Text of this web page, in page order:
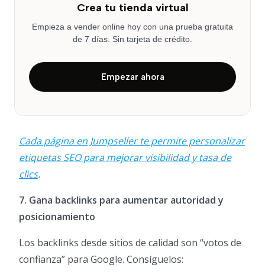
Crea tu tienda virtual
Empieza a vender online hoy con una prueba gratuita
de 7 días. Sin tarjeta de crédito.
Empezar ahora
Cada página en Jumpseller te permite personalizar
etiquetas SEO para mejorar visibilidad y tasa de
clics.
7. Gana backlinks para aumentar autoridad y
posicionamiento
Los backlinks desde sitios de calidad son “votos de
confianza” para Google. Consíguelos: